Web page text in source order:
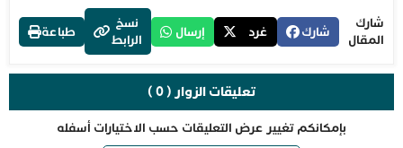
شارك
المقال
شارك غرد إرسال
نسخ
الرابط
طباعة
تعليقات الزوار ( 0 )
بإمكانكم تغيير عرض التعليقات حسب الاختيارات أسفله